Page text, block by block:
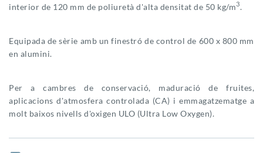
interior de 120 mm de poliuretà d'alta densitat de 50 kg/m3.
Equipada de sèrie amb un finestró de control de 600 x 800 mm
en alumini.
Per a cambres de conservació, maduració de fruites,
aplicacions d'atmosfera controlada (CA) i emmagatzematge a
molt baixos nivells d'oxigen ULO (Ultra Low Oxygen).